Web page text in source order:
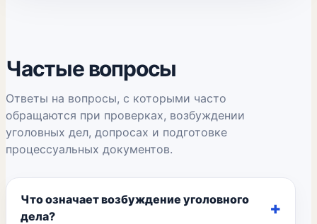
Частые вопросы
Ответы на вопросы, с которыми часто
обращаются при проверках, возбуждении
уголовных дел, допросах и подготовке
процессуальных документов.
Что означает возбуждение уголовного
дела?